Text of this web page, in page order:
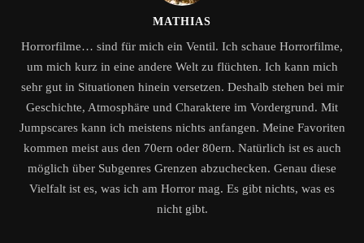
MATHIAS
Horrorfilme… sind für mich ein Ventil. Ich schaue Horrorfilme,
um mich kurz in eine andere Welt zu flüchten. Ich kann mich
sehr gut in Situationen hinein versetzen. Deshalb stehen bei mir
Geschichte, Atmosphäre und Charaktere im Vordergrund. Mit
Jumpscares kann ich meistens nichts anfangen. Meine Favoriten
kommen meist aus den 70ern oder 80ern. Natürlich ist es auch
möglich über Subgenres Grenzen abzuchecken. Genau diese
Vielfalt ist es, was ich am Horror mag. Es gibt nichts, was es
nicht gibt.